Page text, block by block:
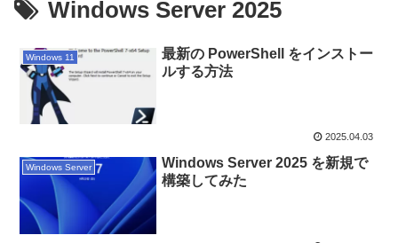
Windows Server 2025
Windows 11
最新の PowerShell をインストー
ルする方法
2025.04.03
Windows Server
Windows Server 2025 を新規で
構築してみた